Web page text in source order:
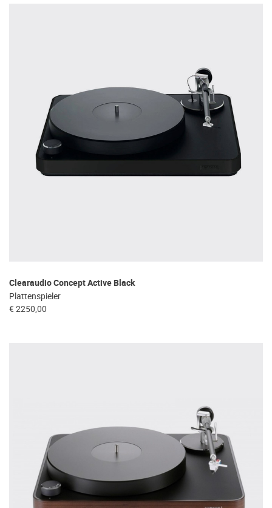
Clearaudio Concept Active Black
Plattenspieler
€ 2250,00